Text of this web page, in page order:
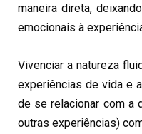
maneira direta,
emocionais à
Vivenciar a natureza
experiências de vida e
de se relacionar com a
outras experiências)